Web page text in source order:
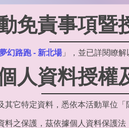
免責事項暨
幻路跑 - 新北場」，並已詳閱瞭解
人資料授權
它特定資料，悉依本活動單位「
料之保護，茲依據個人資料保護